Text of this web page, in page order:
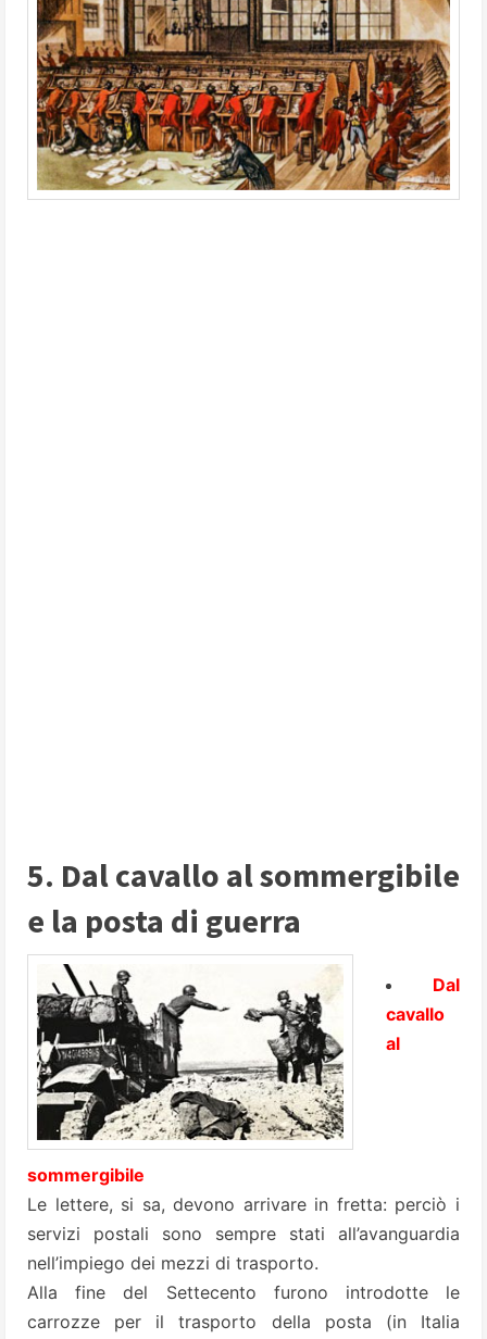
5. Dal cavallo al sommergibile
e la posta di guerra
Dal
cavallo
al
sommergibile
Le lettere, si sa, devono arrivare in fretta: perciò i
servizi postali sono sempre stati all’avanguardia
nell’impiego dei mezzi di trasporto.
Alla fine del Settecento furono introdotte le
carrozze per il trasporto della posta (in Italia